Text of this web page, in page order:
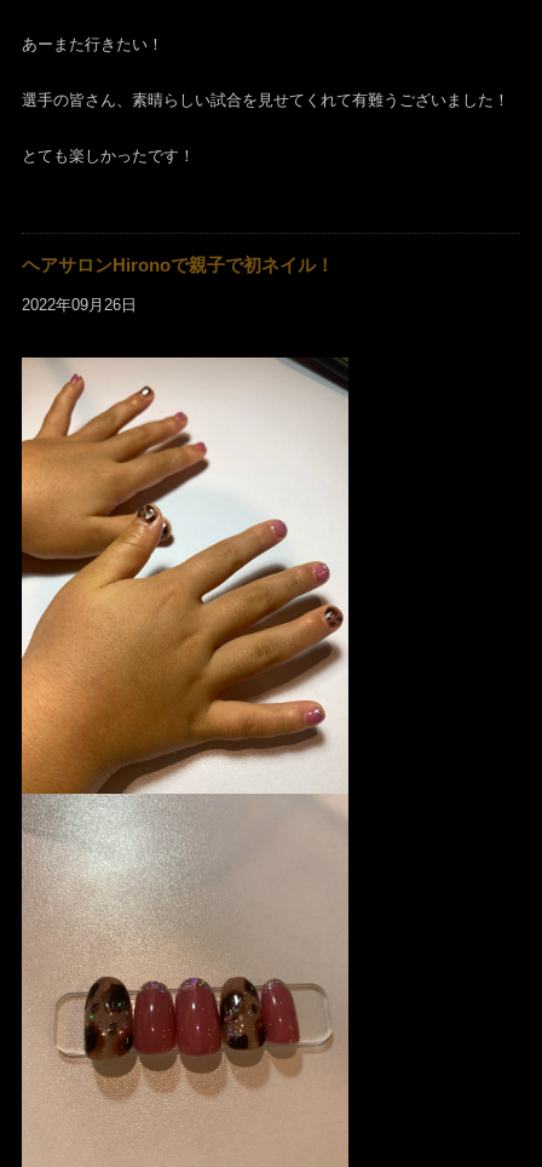
あーまた行きたい！
選手の皆さん、素晴らしい試合を見せてくれて有難うございました！
とても楽しかったです！
ヘアサロンHironoで親子で初ネイル！
2022年09月26日